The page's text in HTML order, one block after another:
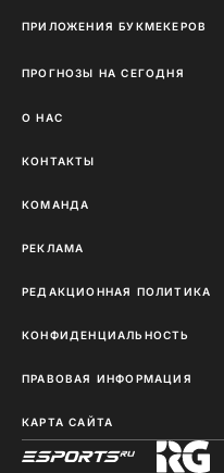
ПРИЛОЖЕНИЯ БУКМЕКЕРОВ
ПРОГНОЗЫ НА СЕГОДНЯ
О НАС
КОНТАКТЫ
КОМАНДА
РЕКЛАМА
РЕДАКЦИОННАЯ ПОЛИТИКА
КОНФИДЕНЦИАЛЬНОСТЬ
ПРАВОВАЯ ИНФОРМАЦИЯ
КАРТА САЙТА